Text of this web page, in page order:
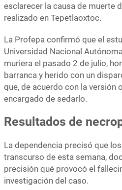
esclarecer la causa de muerte
realizado en Tepetlaoxtoc.
La Profepa confirmó que el
Universidad Nacional
muriera el pasado 2 de julio,
barranca y herido con un
que, de acuerdo con la versión
encargado de sedarlo.
Resultados de
La dependencia precisó que
transcurso de esta semana,
precisión qué provocó el
investigación del caso.